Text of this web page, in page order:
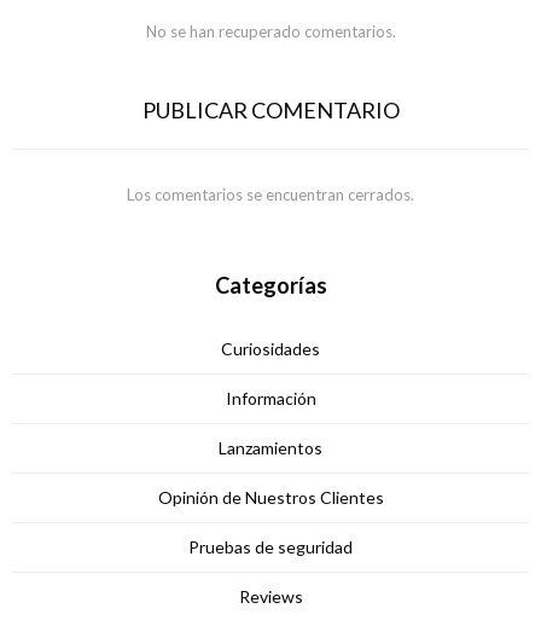
No se han recuperado comentarios.
PUBLICAR COMENTARIO
Los comentarios se encuentran cerrados.
Categorías
Curiosidades
Información
Lanzamientos
Opinión de Nuestros Clientes
Pruebas de seguridad
Reviews